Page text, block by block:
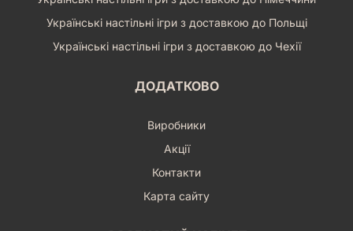
Українські настільні ігри з доставкою до Польщі
Українські настільні ігри з доставкою до Чехії
ДОДАТКОВО
Виробники
Акції
Контакти
Карта сайту